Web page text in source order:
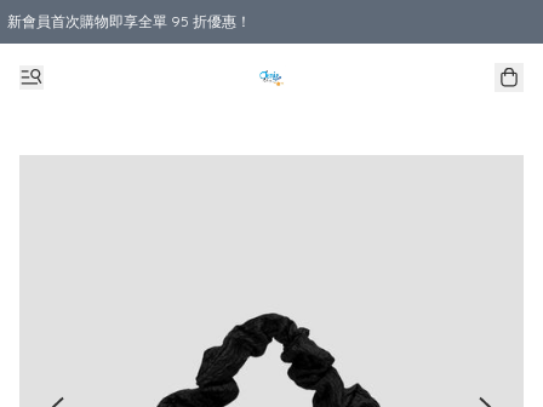
新會員首次購物即享全單 95 折優惠！
購物滿 HKD 800.00即享免運費優惠！（適用於 本地送貨、本地取貨 )